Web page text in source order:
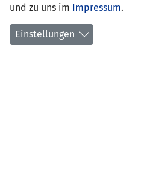
und zu uns im Impressum.
Einstellungen